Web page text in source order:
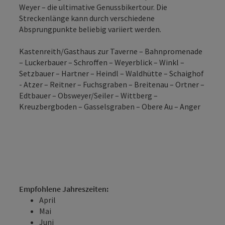
Weyer – die ultimative Genussbikertour. Die
Streckenlänge kann durch verschiedene
Absprungpunkte beliebig variiert werden.
Kastenreith/Gasthaus zur Taverne – Bahnpromenade
– Luckerbauer – Schroffen – Weyerblick – Winkl –
Setzbauer – Hartner – Heindl – Waldhütte – Schaighof
- Atzer – Reitner – Fuchsgraben – Breitenau – Ortner –
Edtbauer – Obsweyer/Seiler – Wittberg –
Kreuzbergboden – Gasselsgraben – Obere Au – Anger
Empfohlene Jahreszeiten:
April
Mai
Juni